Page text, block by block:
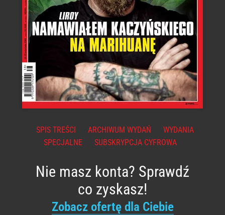
SPIS TREŚCI ARCHIWUM WYDAŃ
WYDANIA
SPECJALNE
SUBSKRYPCJA CYFROWA
Nie masz konta? Sprawdź
co zyskasz!
Zobacz ofertę dla Ciebie